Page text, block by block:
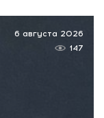
6 августа 2026
147